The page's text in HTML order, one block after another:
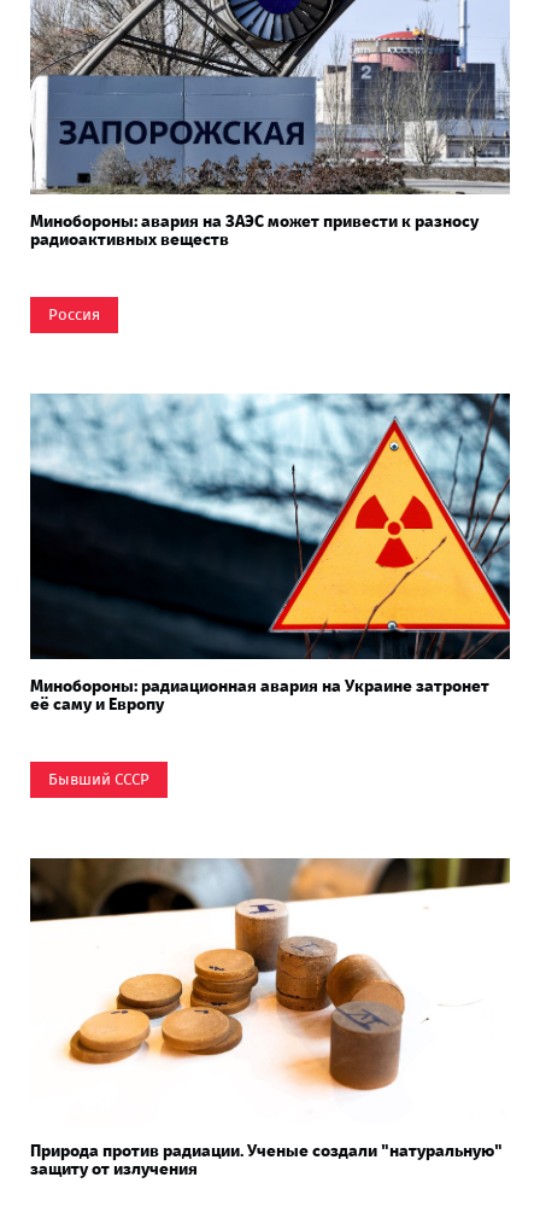
Минобороны: авария на ЗАЭС может привести к разносу
радиоактивных веществ
Россия
Минобороны: радиационная авария на Украине затронет
её саму и Европу
Бывший СССР
Природа против радиации. Ученые создали "натуральную"
защиту от излучения